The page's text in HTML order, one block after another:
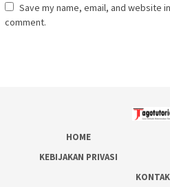
Save my name, email, and website
comment.
HOME
KEBIJAKAN PRIVASI
KONTAK